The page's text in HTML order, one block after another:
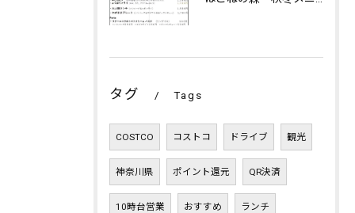
タグ Tags
COSTCO コストコ ドライブ 観光
神奈川県 ポイント還元 QR決済
10時台営業 おすすめ ランチ